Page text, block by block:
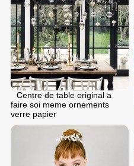
Centre de table original a
faire soi meme ornements
verre papier